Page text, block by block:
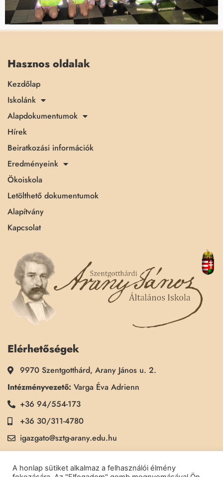
Hasznos oldalak
Kezdőlap
Iskolánk
Alapdokumentumok
Hírek
Beiratkozási információk
Eredményeink
Ökoiskola
Letölthető dokumentumok
Alapítvány
Kapcsolat
Elérhetőségek
9970 Szentgotthárd, Arany János u. 2.
Intézményvezető: Varga Éva Adrienn
+36 94/554-173
+36 30/311-4780
igazgato@sztg-arany.edu.hu
Titkárság:Kimmel Kinga
+36 30/311-5790
A honlap sütiket alkalmaz a felhasználói élmény